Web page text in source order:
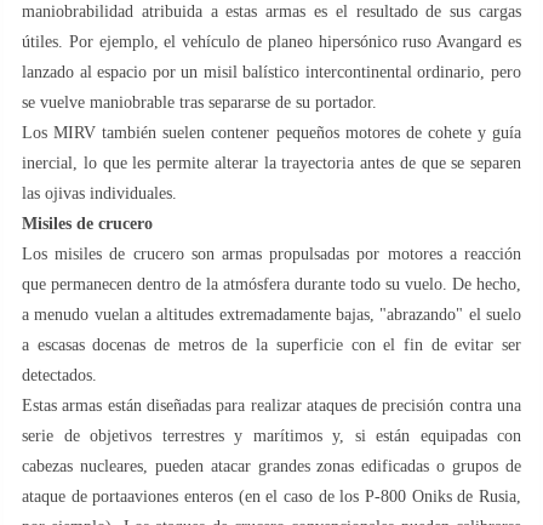
maniobrabilidad atribuida a estas armas es el resultado de sus cargas
útiles. Por ejemplo, el vehículo de planeo hipersónico ruso Avangard es
lanzado al espacio por un misil balístico intercontinental ordinario, pero
se vuelve maniobrable tras separarse de su portador.
Los MIRV también suelen contener pequeños motores de cohete y guía
inercial, lo que les permite alterar la trayectoria antes de que se separen
las ojivas individuales.
Misiles de crucero
Los misiles de crucero son armas propulsadas por motores a reacción
que permanecen dentro de la atmósfera durante todo su vuelo. De hecho,
a menudo vuelan a altitudes extremadamente bajas, "abrazando" el suelo
a escasas docenas de metros de la superficie con el fin de evitar ser
detectados.
Estas armas están diseñadas para realizar ataques de precisión contra una
serie de objetivos terrestres y marítimos y, si están equipadas con
cabezas nucleares, pueden atacar grandes zonas edificadas o grupos de
ataque de portaaviones enteros (en el caso de los P-800 Oniks de Rusia,